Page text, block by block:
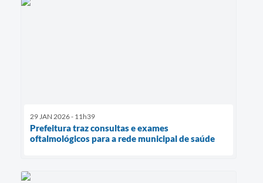
29 JAN 2026 - 11h39
Prefeitura traz consultas e exames
oftalmológicos para a rede municipal de saúde